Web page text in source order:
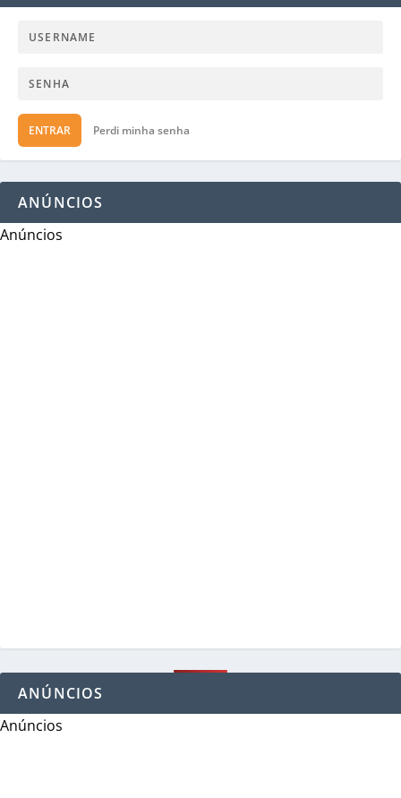
ENTRAR Perdi minha senha
ANÚNCIOS
Anúncios
ANÚNCIOS
Anúncios